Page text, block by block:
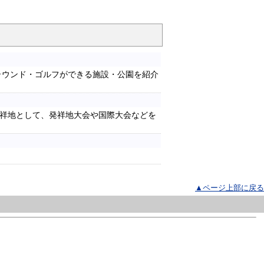
ンド・ゴルフができる施設・公園を紹介
地として、発祥地大会や国際大会などを
▲ページ上部に戻る